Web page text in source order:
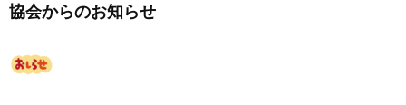
協会からのお知らせ